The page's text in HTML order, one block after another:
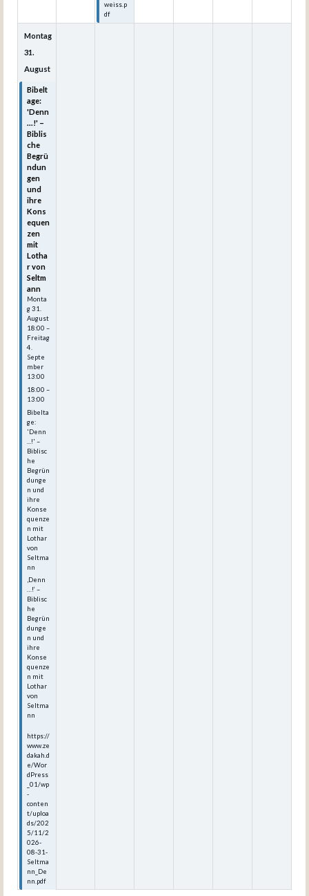
weiss.p
df
Montag
31.
August
Bibelt
age:
'Denn
...!' –
Biblis
che
Begrü
ndun
gen
und
ihre
Kons
equen
zen
mit
Lotha
r von
Seltm
ann
Monta
g31.
August
18:00 –
Freitag
4.
Septe
mber
13:00
18:00 –
13:00
Bibelta
ge:
'Denn
...!' –
Biblisc
he
Begrün
dunge
n und
ihre
Konse
quenze
n mit
Lothar
von
Seltma
nn
‚Denn
…!‘ –
Biblisc
he
Begrün
dunge
n und
ihre
Konse
quenze
n mit
Lothar
von
Seltma
nn
https://
www.ze
dakah.d
e/Wor
dPress
_01/wp
-
conten
t/uploa
ds/202
5/11/2
026-
08-31-
Seltma
nn_De
nn.pdf